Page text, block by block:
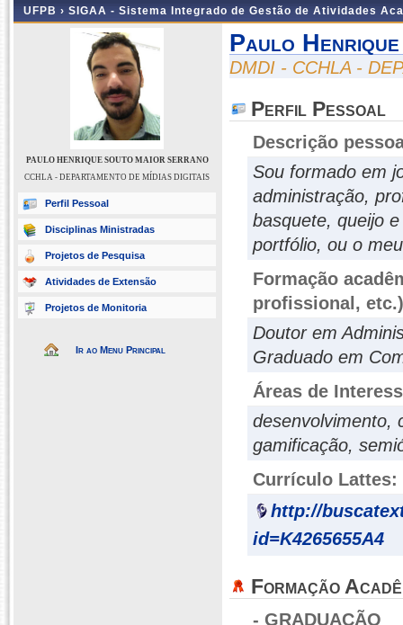
UFPB › SIGAA - Sistema Integrado de Gestão de Atividades
PAULO HENRIQUE SOUTO MAIOR SERRANO
CCHLA - DEPARTAMENTO DE MÍDIAS DIGITAIS
Perfil Pessoal
Disciplinas Ministradas
Projetos de Pesquisa
Atividades de Extensão
Projetos de Monitoria
Ir ao Menu Principal
Paulo
DMDI - CCHLA -
Perfil Pessoal
Descrição
Sou formado em
administração,
basquete, queijo
portfólio, ou o
Formação
profissional, etc.)
Doutor em
Graduado em
Áreas de
desenvolvimento,
gamificação,
Currículo Lattes:
http://
id=K4265655A4
Formação
- GRADUAÇÃO